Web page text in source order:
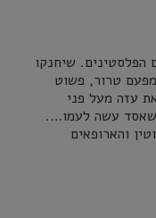
הפלסטינים. שיחנקו
טרור, פשוט
עזה מעל פני
שאסד עשה לעמו….
והארופאים